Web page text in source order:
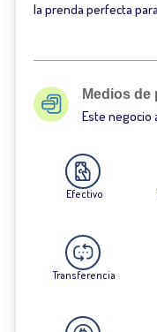
la prenda perfecta
Medios de
Este negocio
Efectivo
Transferencia